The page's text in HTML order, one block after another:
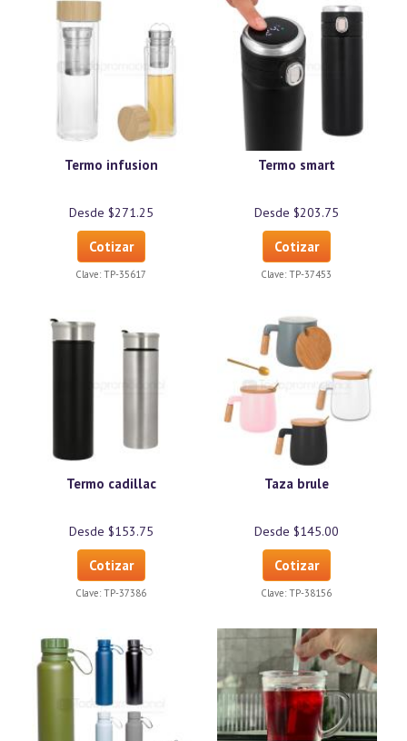
Termo infusion
Desde $271.25
Cotizar
Clave: TP-35617
Termo smart
Desde $203.75
Cotizar
Clave: TP-37453
Termo cadillac
Desde $153.75
Cotizar
Clave: TP-37386
Taza brule
Desde $145.00
Cotizar
Clave: TP-38156